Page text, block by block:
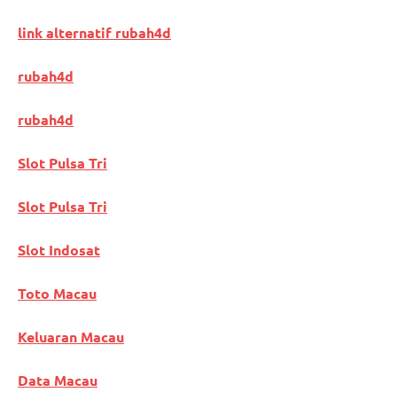
link alternatif rubah4d
rubah4d
rubah4d
Slot Pulsa Tri
Slot Pulsa Tri
Slot Indosat
Toto Macau
Keluaran Macau
Data Macau